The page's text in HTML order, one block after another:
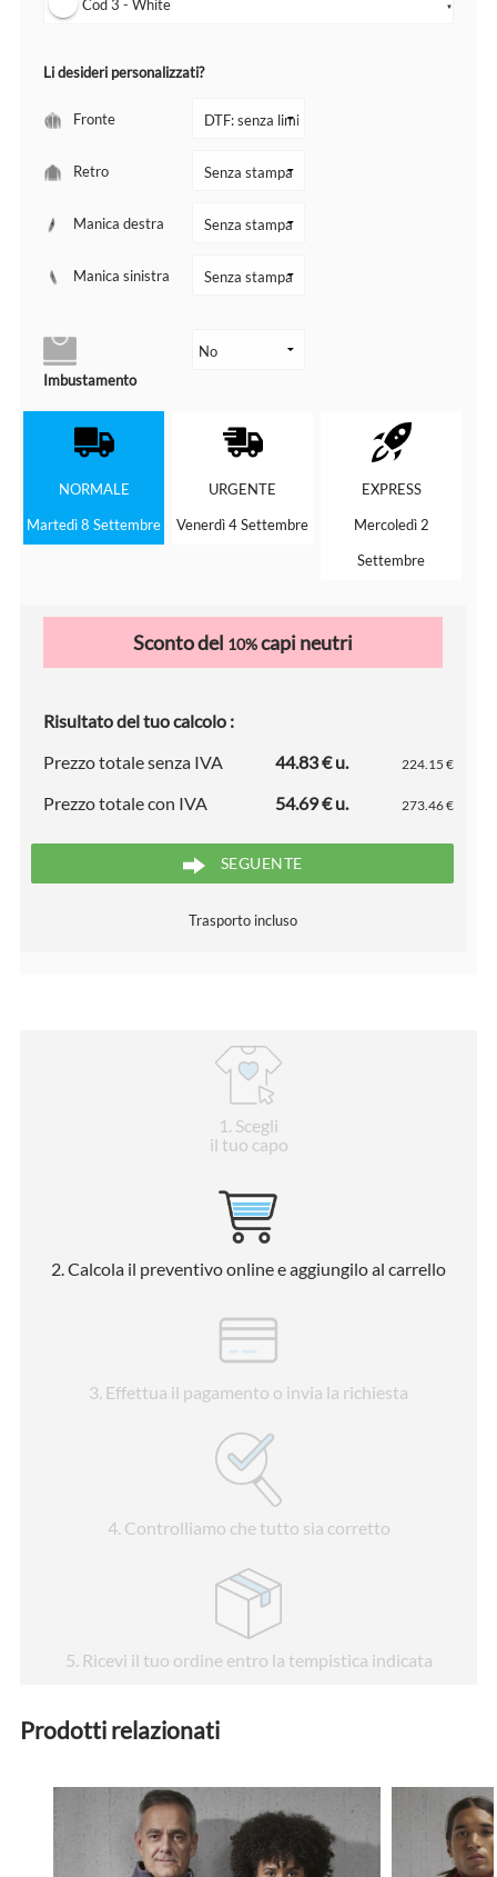
Cod 3 - White ▼
Li desideri personalizzati?
Fronte
Retro
Manica destra
Manica sinistra
Imbustamento
NORMALE
Martedì 8 Settembre
URGENTE
Venerdì 4 Settembre
EXPRESS
Mercoledì 2
Settembre
Sconto del 10%capi neutri
Risultato del tuo calcolo :
Prezzo totale senza IVA
44.83 € u. 224.15 €
Prezzo totale con IVA 54.69 € u. 273.46 €
SEGUENTE
Trasporto incluso
1 . Scegli
il tuo capo
2 . Calcola il preventivo online e aggiungilo al carrello
3. Effettua il pagamento o invia la richiesta
4. Controlliamo che tutto sia corretto
5 . Ricevi il tuo ordine entro la tempistica indicata
Prodotti relazionati